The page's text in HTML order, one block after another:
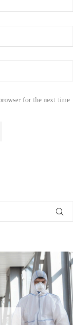
for the next time